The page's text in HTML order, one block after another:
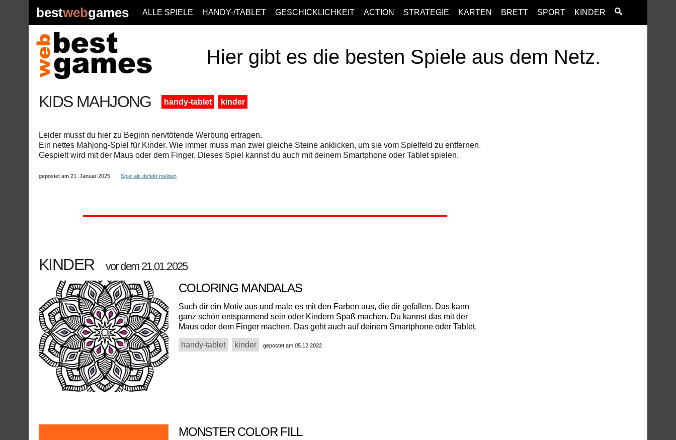
bestwebgames ALLE SPIELE HANDY-/TABLET GESCHICKLICHKEIT ACTION STRATEGIE KARTEN BRETT SPORT KINDER
Hier gibt es die besten Spiele aus dem Netz.
KIDS MAHJONG handy-tablet kinder
Leider musst du hier zu Beginn nervtötende Werbung ertragen.
Ein nettes Mahjong-Spiel für Kinder. Wie immer muss man zwei gleiche Steine anklicken, um sie vom Spielfeld zu entfernen.
Gespielt wird mit der Maus oder dem Finger. Dieses Spiel kannst du auch mit deinem Smartphone oder Tablet spielen.
gepostet am 21. Januar 2025 Spiel als defekt melden
KINDER vor dem 21.01.2025
COLORING MANDALAS
Such dir ein Motiv aus und male es mit den Farben aus, die dir gefallen. Das kann
ganz schön entspannend sein oder Kindern Spaß machen. Du kannst das mit der
Maus oder dem Finger machen. Das geht auch auf deinem Smartphone oder Tablet.
handy-tablet kinder gepostet am 05.12.2022
MONSTER COLOR FILL